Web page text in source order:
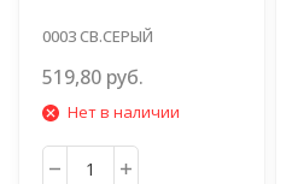
0003 СВ.СЕРЫЙ
519,80 руб.
Нет в наличии